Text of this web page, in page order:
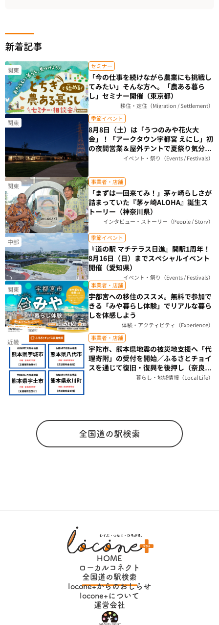
新着記事
関東 セミナー
「今の仕事を続けながら農業にも挑戦し
てみたい」そんな方へ。「農ある暮ら
し」セミナー開催（東京都）
移住・定住（Migration / Settlement）
関東 季節イベント
8月8日（土）は「うつのみや花火大
会」！「アークタウン宇都宮 えにし」初
の夜間営業＆屋外テントで夏祭り気分を
楽しもう（栃木県）イベント・祭り（Events / Festivals）
関東 事業者・店舗
「まずは一回来てみ！」茅ヶ崎らしさが
詰まっていた『茅ヶ崎ALOHA』誕生ス
トーリー（神奈川県）
インタビュー・ストーリー（People / Story）
中部 季節イベント
『道の駅 マチテラス日進』開駅1周年！
8月16日（日）までスペシャルイベント
開催（愛知県）
イベント・祭り（Events / Festivals）
関東 事業者・店舗
宇都宮への移住のススメ。無料で参加で
きる「みや暮らし体験」でリアルな暮ら
しを体感しよう
体験・アクティビティ（Experience）
近畿 事業者・店舗
宇陀市、熊本県地震の被災地支援へ「代
理寄附」の受付を開始／ふるさとチョイ
スを通じて復旧・復興を後押し（奈良
暮らし・地域情報（Local Life）
全国道の駅検索
HOME
ローカルコネクト
全国道の駅検索
locone+からのおしらせ
locone+について
運営会社